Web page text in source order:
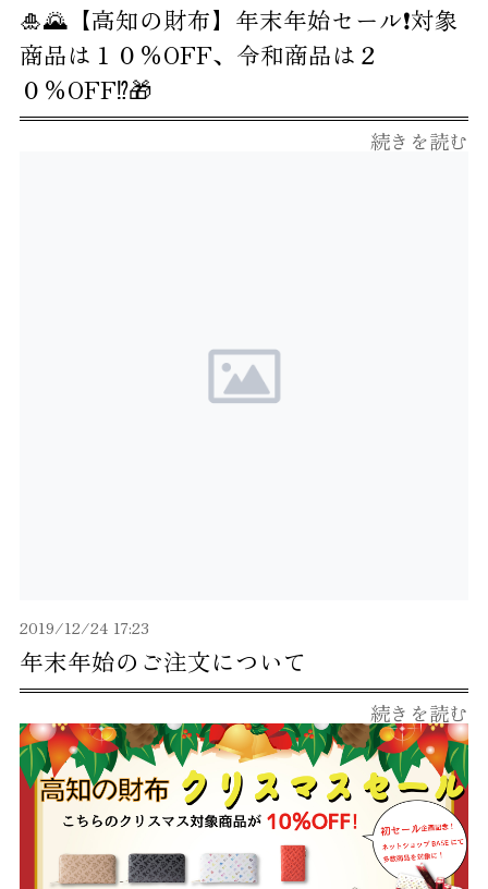
🎍🌄【高知の財布】年末年始セール❗️対象
商品は１０％OFF、令和商品は２
０％OFF⁉️🎁
続きを読む
年末年始のご注文について
2019/12/24 17:23
続きを読む